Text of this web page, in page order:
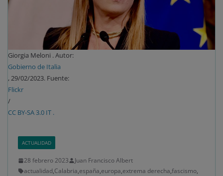
Giorgia Meloni . Autor:
Gobierno de Italia
, 29/02/2023. Fuente:
Flickr
/
CC BY-SA 3.0 IT .
ACTUALIDAD
28 febrero 2023
Juan Francisco Albert
actualidad,Calabria,españa,europa,extrema derecha,fascismo,